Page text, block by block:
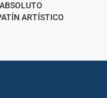
ARTÍSTICO